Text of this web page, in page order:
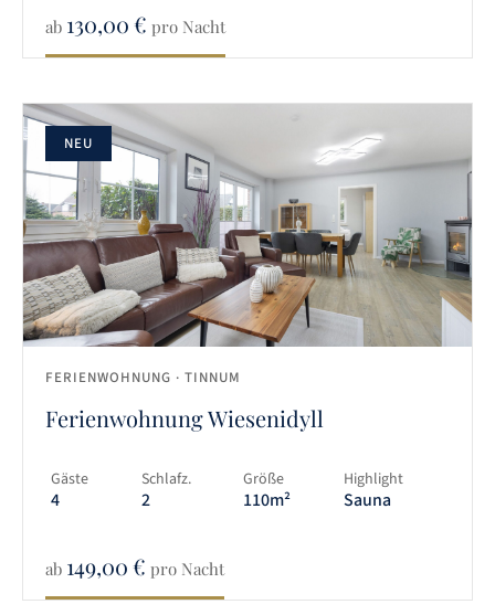
ab 130,00€ pro Nacht
NEU
FERIENWOHNUNG · TINNUM
Ferienwohnung Wiesenidyll
Gäste
4
Schlafz.
2
Größe
110m²
Highlight
Sauna
ab 149,00€ pro Nacht